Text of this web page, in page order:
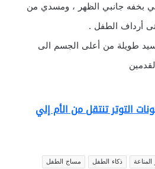
بخفه جانبي الظهر ، ومسدي من
أرداف الطفل .
طويلة من أعلى الجسم الى
التوتر تنتقل من الأم إلي
ذكاء الطفل مساج الطفل